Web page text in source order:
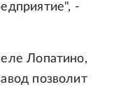
-
Лопатино,
позволит